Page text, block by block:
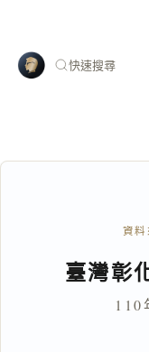
快速搜尋
資
臺灣彰
110